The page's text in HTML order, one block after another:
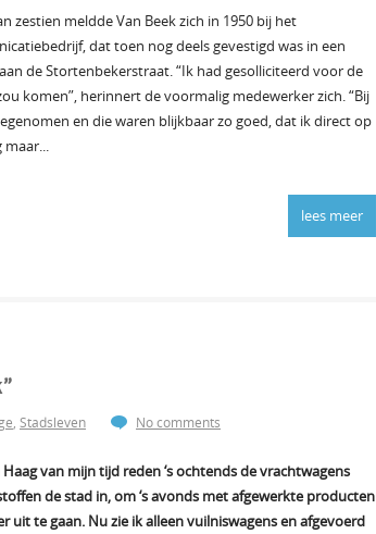
zestien meldde Van Beek zich in 1950 bij het
dat toen nog deels gevestigd was in een
de Stortenbekerstraat. “Ik had gesolliciteerd voor de
komen”, herinnert de voormalig medewerker zich. “Bij
en die waren blijkbaar zo goed, dat ik direct op
maar...
lees meer
, Stadsleven No comments
van mijn tijd reden ‘s ochtends de vrachtwagens
de stad in, om ‘s avonds met afgewerkte producten
uit te gaan. Nu zie ik alleen vuilniswagens en afgevoerd